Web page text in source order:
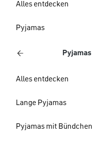
Alles entdecken
Pyjamas
Pyjamas
Alles entdecken
Lange Pyjamas
Pyjamas mit Bündchen